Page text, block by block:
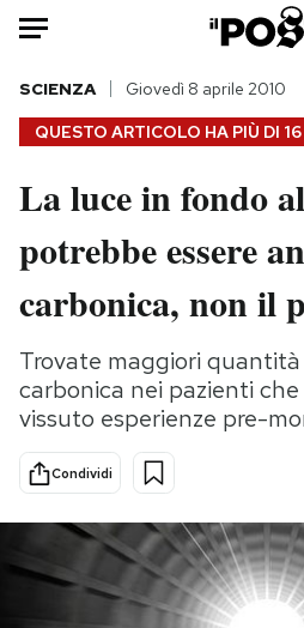
Auto
HOME
Italia
Politica
Tecnologia
Scienza
Cultura
Sport
PODCAST
QUESTO ARTICOLO HA PIÙ DI
SCIENZA Giovedì 8 aprile 2010
La luce in fondo
potrebbe essere
carbonica, non il
Trovate maggiori
carbonica nei pazienti
vissuto esperienze pre-
Condividi